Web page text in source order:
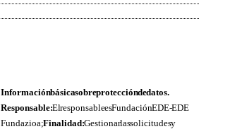
Información básica sobre protección de datos.
Responsable:El responsable es Fundación EDE- EDE
Fundazioa;Finalidad:Gestionar las solicitudes y